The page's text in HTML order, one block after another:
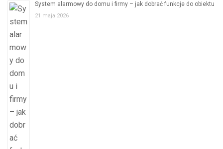
System alarmowy do domu i firmy – jak dobrać funkcje do obiektu
21 maja 2026